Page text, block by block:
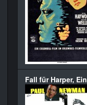
Fall für Harper, Ein